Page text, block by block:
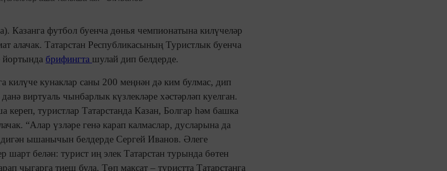
Казанга футбол буенча дөнья чемпионатына килүчеләр
алачак. Татарстан Республикасының Туристлык буенча
йортында брифингта шулай дип белдерде.
кунаклар саны 200 меңнән дә ким булмас, дип
виртуаль чынбарлык күзлекләре хәстәрләп куелган.
туристлар Татарстанда Казан, Болгар һәм башка
“Алар үзләре генә карап калмаслар, дусларына да
ышанычын белдерде Сергей Иванов. Әлеге
шарт белән: турист иң элек Татарстан турында бөтен
чыгарга тиеш була. Төп максат – туристта Татарстанга